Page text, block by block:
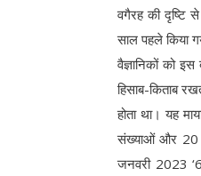
वगैरह की दृष्टि
साल पहले किया
वैज्ञानिकों को
हिसाब-किताब
होता था। यह
संख्याओं और 20
जनवरी 2023